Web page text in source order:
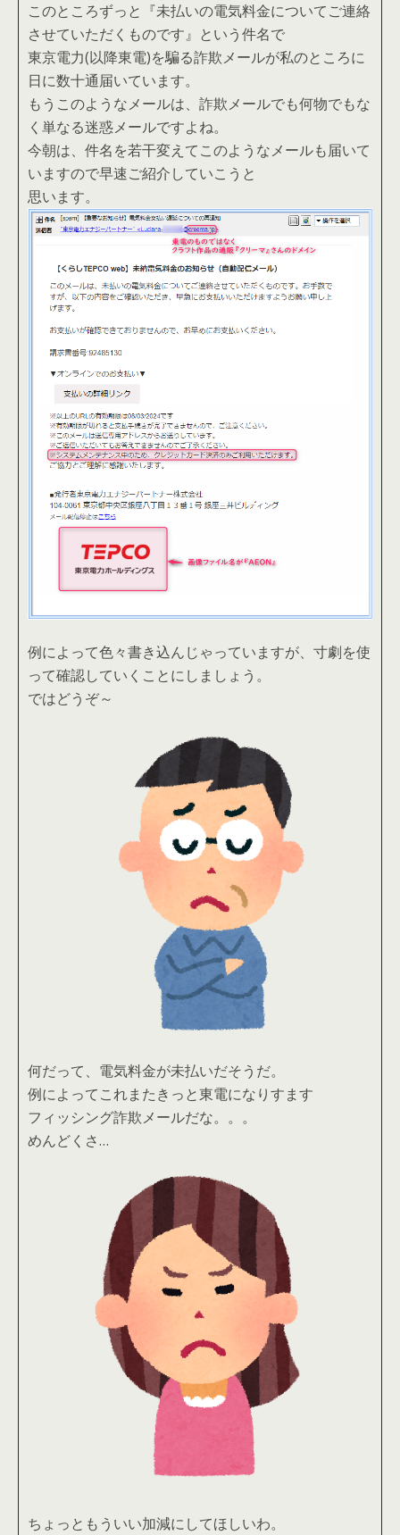
このところずっと『未払いの電気料金についてご連絡
させていただくものです』という件名で
東京電力(以降東電)を騙る詐欺メールが私のところに
日に数十通届いています。
もうこのようなメールは、詐欺メールでも何物でもな
く単なる迷惑メールですよね。
今朝は、件名を若干変えてこのようなメールも届いて
いますので早速ご紹介していこうと
思います。
例によって色々書き込んじゃっていますが、寸劇を使
って確認していくことにしましょう。
ではどうぞ～
何だって、電気料金が未払いだそうだ。
例によってこれまたきっと東電になりすます
フィッシング詐欺メールだな。。。
めんどくさ…
ちょっともういい加減にしてほしいわ。